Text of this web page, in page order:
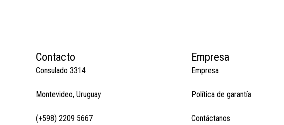
Contacto
Consulado 3314
Montevideo, Uruguay
(+598) 2209 5667
Empresa
Empresa
Política de garantía
Contáctanos